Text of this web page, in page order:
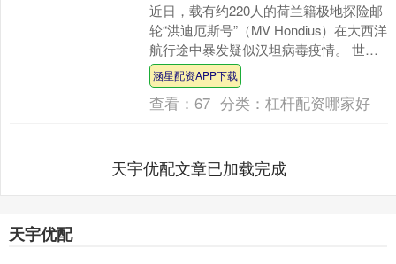
近日，载有约220人的荷兰籍极地探险邮
轮“洪迪厄斯号”（MV Hondius）在大西洋
航行途中暴发疑似汉坦病毒疫情。 世界
卫生组织5月5日表示，目前推测有乘客
可....
涵星配资APP下载
查看：67 分类：杠杆配资哪家好
天宇优配文章已加载完成
天宇优配